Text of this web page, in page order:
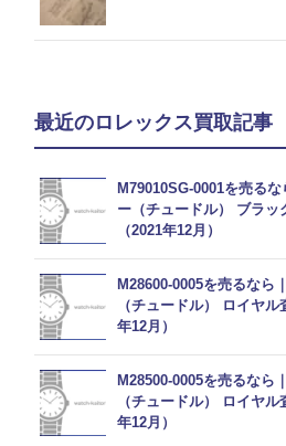
最近のロレックス買取記事
M79010SG-0001を売る
ー（チュードル） ブラッ
（2021年12月）
M28600-0005を売るなら
（チュードル） ロイヤ
年12月）
M28500-0005を売るなら
（チュードル） ロイヤ
年12月）